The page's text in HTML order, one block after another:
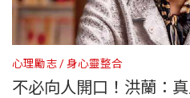
心理勵志 身心靈整合
不必向人開口！洪蘭：